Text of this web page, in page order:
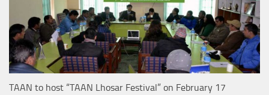
TAAN to host “TAAN Lhosar Festival” on February 17